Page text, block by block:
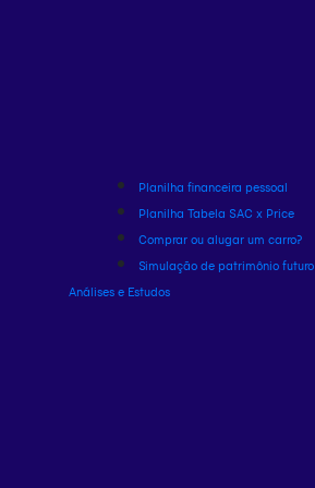
Planilha financeira pessoal
Planilha Tabela SAC x Price
Comprar ou alugar um carro?
Simulação de patrimônio futuro
Análises e Estudos